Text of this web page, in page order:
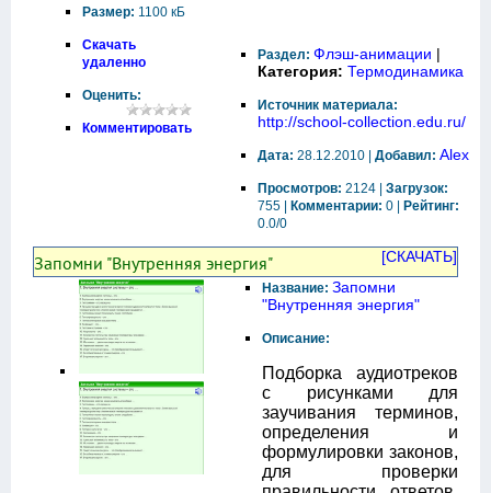
Размер: 1100 кБ
Скачать
удаленно
Оценить:
Комментировать
Раздел: Флэш-анимации |
Категория: Термодинамика
Источник материала:
http://school-collection.edu.ru/
Дата: 28.12.2010 | Добавил: Alex
Просмотров: 2124 | Загрузок:
755 |
Комментарии: 0 |
Рейтинг:
0.0/0
[СКАЧАТЬ]
Запомни "Внутренняя энергия"
Название: Запомни
"Внутренняя энергия"
Описание:
Подборка аудиотреков
с рисунками для
заучивания терминов,
определения и
формулировки законов,
для проверки